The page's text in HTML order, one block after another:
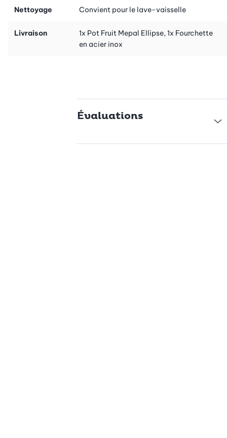
Nettoyage Convient pour le lave-vaisselle
Livraison
1x Pot Fruit Mepal Ellipse, 1x Fourchette
en acier inox
Évaluations